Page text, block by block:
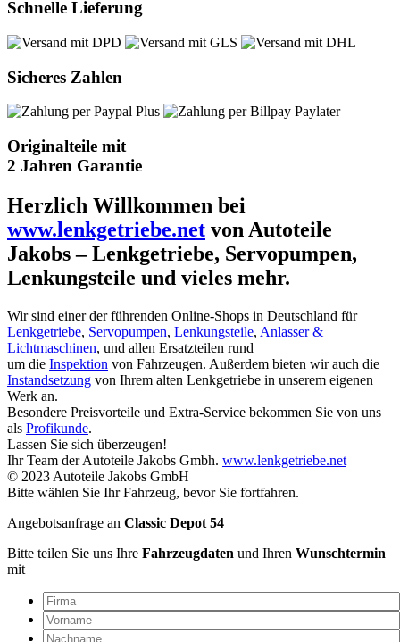
Schnelle Lieferung
Sicheres Zahlen
Originalteile mit
2 Jahren Garantie
Herzlich Willkommen bei
www.lenkgetriebe.net von Autoteile
Jakobs – Lenkgetriebe, Servopumpen,
Lenkungsteile und vieles mehr.
Wir sind einer der führenden Online-Shops in Deutschland für
Lenkgetriebe, Servopumpen, Lenkungsteile, Anlasser &
Lichtmaschinen, und allen Ersatzteilen rund
um die Inspektion von Fahrzeugen. Außerdem bieten wir auch die
Instandsetzung von Ihrem alten Lenkgetriebe in unserem eigenen
Werk an.
Besondere Preisvorteile und Extra-Service bekommen Sie von uns
als Profikunde.
Lassen Sie sich überzeugen!
Ihr Team der Autoteile Jakobs Gmbh. www.lenkgetriebe.net
© 2023 Autoteile Jakobs GmbH
Bitte wählen Sie Ihr Fahrzeug, bevor Sie fortfahren.
Angebotsanfrage an Classic Depot 54
Bitte teilen Sie uns Ihre Fahrzeugdaten und Ihren Wunschtermin
mit